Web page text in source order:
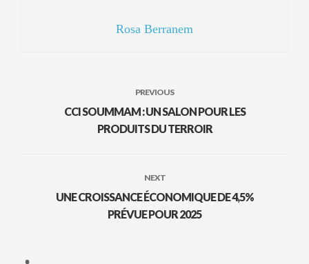
Rosa Berranem
PREVIOUS
CCI SOUMMAM : UN SALON POUR LES
PRODUITS DU TERROIR
NEXT
UNE CROISSANCE ÉCONOMIQUE DE 4,5%
PRÉVUE POUR 2025